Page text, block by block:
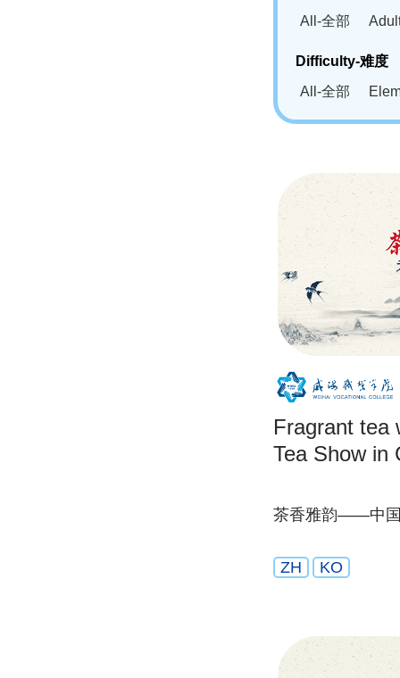
All-全部
Difficulty-难度
All-全部
Fragrant tea
Tea Show in
茶香雅韵——中
ZH KO